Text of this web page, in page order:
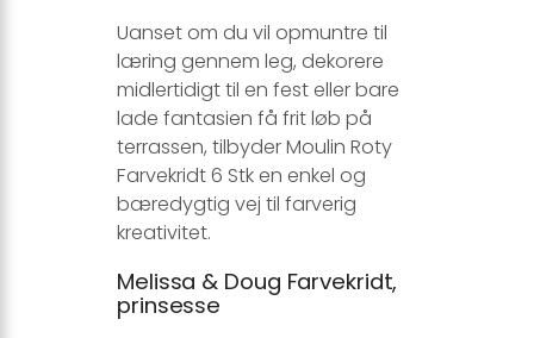
Uanset om du vil opmuntre til
læring gennem leg, dekorere
midlertidigt til en fest eller bare
lade fantasien få frit løb på
terrassen, tilbyder Moulin Roty
Farvekridt 6 Stk en enkel og
bæredygtig vej til farverig
kreativitet.
Melissa & Doug Farvekridt,
prinsesse